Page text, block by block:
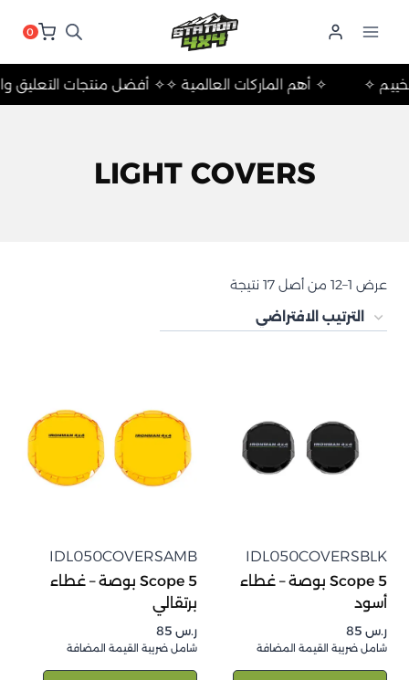
0
✧ أفضل منتجات✧ أهم الماركات العالمية ✧ ✧
LIGHT COVERS
عرض 1–12 من أصل 17 نتيجة
IDL050COVERSBLK
Scope 5 بوصة – غطاء
أسود
ر.س
شامل ضريبة القيمة المضافة
IDL050COVERSAMB
Scope 5 بوصة – غطاء
برتقالي
ر.س
شامل ضريبة القيمة المضافة